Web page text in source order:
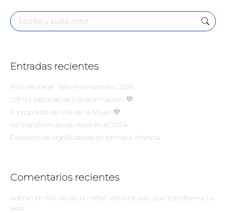
Buscar:
Entradas recientes
PAN recibe el Sello Humanitario 2026
¡29.613 historias de transformación! 💚
A propósito del Día de la Mujer 💜
Así transformamos vidas en el 2024
Experiencias significativas en primera infancia
Comentarios recientes
Admin en PANas de la Niñez: voluntariado que transforma tu
vida